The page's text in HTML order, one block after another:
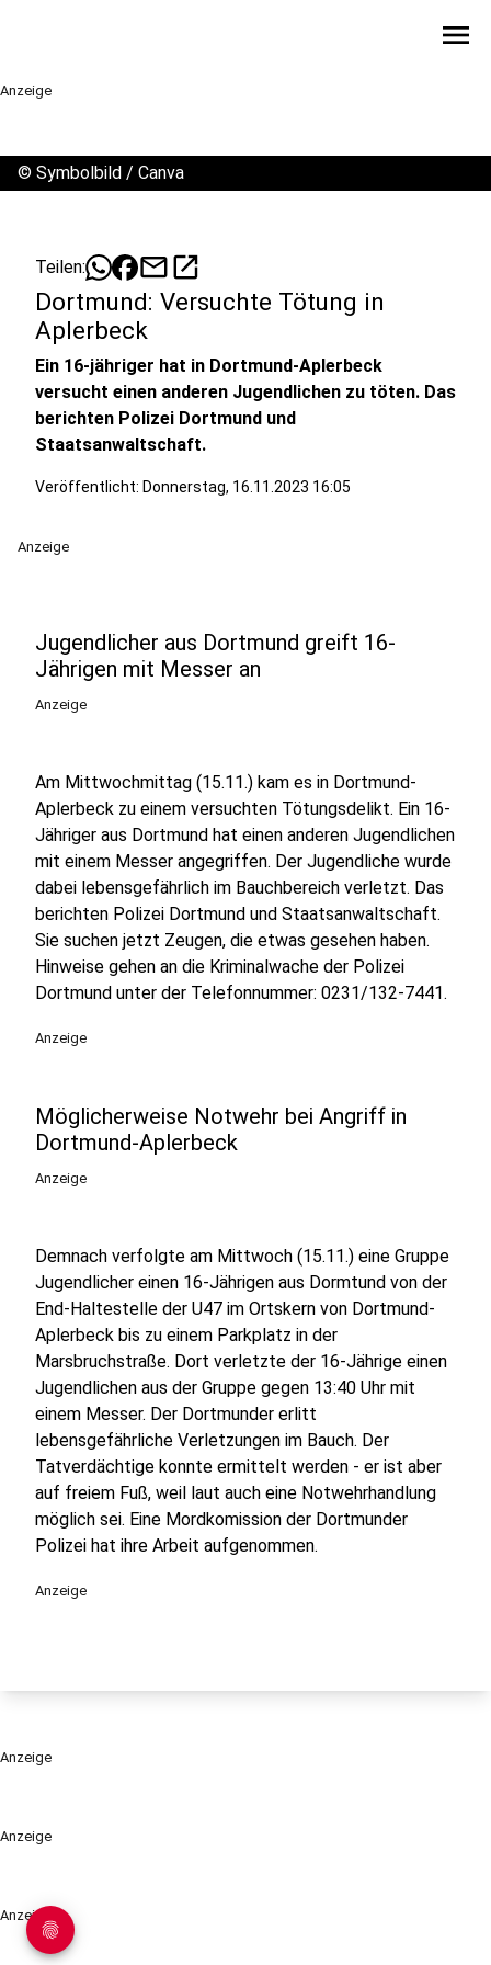
menu
Anzeige
Anzeige
Anzeige
© Symbolbild / Canva
Teilen: mailopen_in_new
Dortmund: Versuchte Tötung in
Aplerbeck
Ein 16-jähriger hat in Dortmund-Aplerbeck
versucht einen anderen Jugendlichen zu töten. Das
berichten Polizei Dortmund und
Staatsanwaltschaft.
Veröffentlicht: Donnerstag, 16.11.2023 16:05
Anzeige
Jugendlicher aus Dortmund greift 16-
Jährigen mit Messer an
Anzeige
Am Mittwochmittag (15.11.) kam es in Dortmund-
Aplerbeck zu einem versuchten Tötungsdelikt. Ein 16-
Jähriger aus Dortmund hat einen anderen Jugendlichen
mit einem Messer angegriffen. Der Jugendliche wurde
dabei lebensgefährlich im Bauchbereich verletzt. Das
berichten Polizei Dortmund und Staatsanwaltschaft.
Sie suchen jetzt Zeugen, die etwas gesehen haben.
Hinweise gehen an die Kriminalwache der Polizei
Dortmund unter der Telefonnummer: 0231/132-7441.
Anzeige
Möglicherweise Notwehr bei Angriff in
Dortmund-Aplerbeck
Anzeige
Demnach verfolgte am Mittwoch (15.11.) eine Gruppe
Jugendlicher einen 16-Jährigen aus Dormtund von der
End-Haltestelle der U47 im Ortskern von Dortmund-
Aplerbeck bis zu einem Parkplatz in der
Marsbruchstraße. Dort verletzte der 16-Jährige einen
Jugendlichen aus der Gruppe gegen 13:40 Uhr mit
einem Messer. Der Dortmunder erlitt
lebensgefährliche Verletzungen im Bauch. Der
Tatverdächtige konnte ermittelt werden - er ist aber
auf freiem Fuß, weil laut auch eine Notwehrhandlung
möglich sei. Eine Mordkomission der Dortmunder
Polizei hat ihre Arbeit aufgenommen.
Anzeige
Anzeige